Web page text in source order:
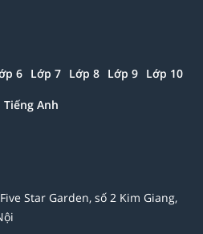
6 Lớp 7 Lớp 8 Lớp 9 Lớp 10
Tiếng Anh
Star Garden, số 2 Kim Giang,